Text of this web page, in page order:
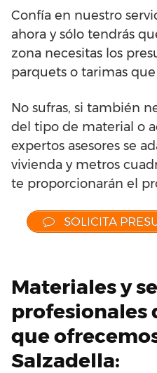
Confía en nuestro
ahora y sólo tendrás
zona necesitas los
parquets o tarimas
No sufras, si también
del tipo de material o
expertos asesores se
vivienda y metros
te proporcionarán el
SOLICITA
Materiales y
profesionales
que
Salzadella: